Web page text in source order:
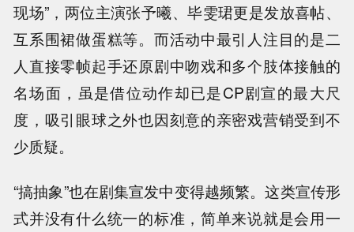
现场”，两位主演张予曦、毕雯珺更是发放喜帖、
互系围裙做蛋糕等。而活动中最引人注目的是二
人直接零帧起手还原剧中吻戏和多个肢体接触的
名场面，虽是借位动作却已是CP剧宣的最大尺
度，吸引眼球之外也因刻意的亲密戏营销受到不
少质疑。
“搞抽象”也在剧集宣发中变得越频繁。这类宣传形
式并没有什么统一的标准，简单来说就是会用一